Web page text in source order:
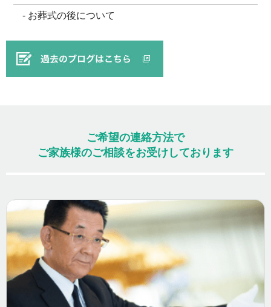
お葬式の後について
ご希望の連絡方法で
ご家族様のご相談をお受けしております